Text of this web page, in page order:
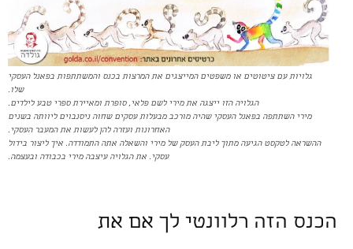
גלויות עם ציטוטים או משפטים המייצגים את המרצות בכנס והמשתתפות בפאנל העסקי
שלו.
הגלויה הזו ייצגה את מירי לשם פלאי, סופרת ומאיירת ספרי טבע לילדים.
מירי השתתפה בפאנל העסקי שהיה מורכב מבעלות עסקים שחוה ניסנבוים ליוותה בשנים
האחרונות ועזרה להן לעשות את המעבר העסקי.
ההשראה לטקסט הגיעה מתוך ליבת העסק של מירי והשאלה אתה התמודדה. איך ליצור בידול
עסקי. את הגלויה עיצבה מירי בכבודה ובעצמה.
הכנס הזה רלוונטי לך אם את